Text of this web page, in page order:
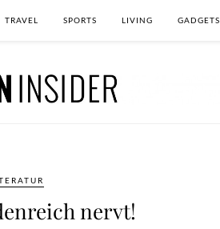
TRAVEL SPORTS LIVING GADGETS
nervt!